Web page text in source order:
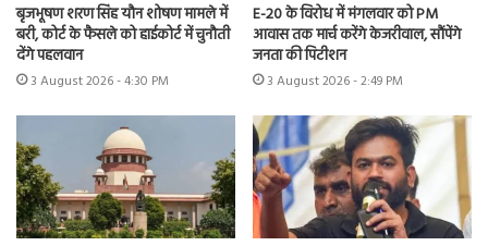
बृजभूषण शरण सिंह यौन शोषण मामले में
बरी, कोर्ट के फैसले को हाईकोर्ट में चुनौती
देंगे पहलवान
3 August 2026 - 4:30 PM
E-20 के विरोध में मंगलवार को PM
आवास तक मार्च करेंगे केजरीवाल, सौंपेंगे
जनता की पिटीशन
3 August 2026 - 2:49 PM